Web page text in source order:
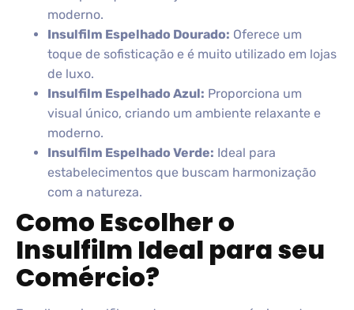
moderno.
Insulfilm Espelhado Dourado: Oferece um
toque de sofisticação e é muito utilizado em lojas
de luxo.
Insulfilm Espelhado Azul: Proporciona um
visual único, criando um ambiente relaxante e
moderno.
Insulfilm Espelhado Verde: Ideal para
estabelecimentos que buscam harmonização
com a natureza.
Como Escolher o
Insulfilm Ideal para seu
Comércio?